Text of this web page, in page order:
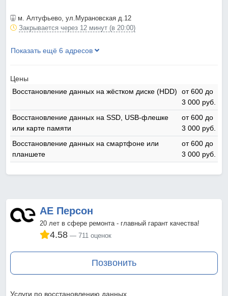
м. Алтуфьево, ул.Мурановская д.12
Закрывается через 12 минут (в 20:00)
Показать ещё 6 адресов
Цены
Восстановление данных на жёстком диске (HDD)
от 600 до
3 000 pyб.
Восстановление данных на SSD, USB-флешке
или карте памяти
от 600 до
3 000 pyб.
Восстановление данных на смартфоне или
планшете
от 600 до
3 000 pyб.
АЕ Персон
20 лет в сфере ремонта - главный гарант качества!
4.58 711 оценок
Позвонить
Услуги по восстановлению данных